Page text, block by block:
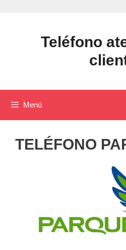
Teléfono
Menú
TELÉFONO